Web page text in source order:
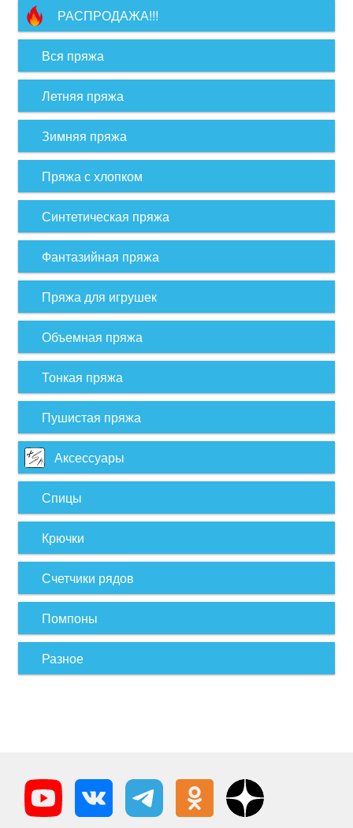
РАСПРОДАЖА!!!
Вся пряжа
Летняя пряжа
Зимняя пряжа
Пряжа с хлопком
Синтетическая пряжа
Фантазийная пряжа
Пряжа для игрушек
Объемная пряжа
Тонкая пряжа
Пушистая пряжа
Аксессуары
Спицы
Крючки
Счетчики рядов
Помпоны
Разное